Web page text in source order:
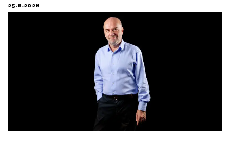
25.6.2026